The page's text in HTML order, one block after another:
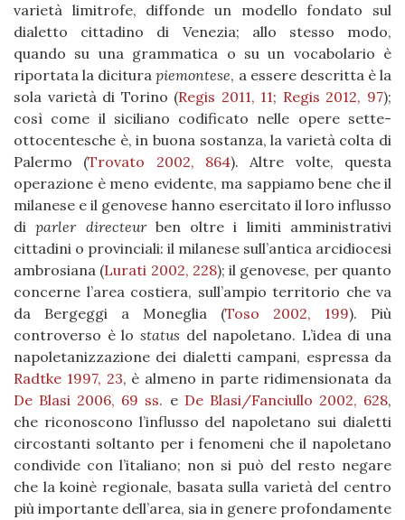
varietà limitrofe, diffonde un modello fondato sul
dialetto cittadino di Venezia; allo stesso modo,
quando su una grammatica o su un vocabolario è
riportata la diciturapiemontese, a essere descritta è la
sola varietà di Torino (Regis 2011, 11; Regis 2012, 97);
così come il siciliano codificato nelle opere sette-
ottocentesche è, in buona sostanza, la varietà colta di
Palermo (Trovato 2002, 864). Altre volte, questa
operazione è meno evidente, ma sappiamo bene che il
milanese e il genovese hanno esercitato il loro influsso
diparler directeurben oltre i limiti amministrativi
cittadini o provinciali: il milanese sull’antica arcidiocesi
ambrosiana (Lurati 2002, 228); il genovese, per quanto
concerne l’area costiera, sull’ampio territorio che va
da Bergeggi a Moneglia (Toso 2002, 199). Più
controverso è lo status del napoletano. L’idea di una
napoletanizzazione dei dialetti campani, espressa da
Radtke 1997, 23, è almeno in parte ridimensionata da
De Blasi 2006, 69 ss. e De Blasi/Fanciullo 2002, 628,
che riconoscono l’influsso del napoletano sui dialetti
circostanti soltanto per i fenomeni che il napoletano
condivide con l’italiano; non si può del resto negare
che la koinè regionale, basata sulla varietà del centro
più importante dell’area, sia in genere profondamente